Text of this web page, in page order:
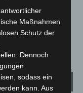
Maßnahmen
Schutz der
Dennoch
sodass ein
kann. Aus